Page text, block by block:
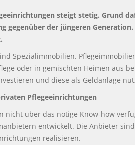
steigt stetig. Grund
gegenüber der jüngeren
Spezialimmobilien.
oder in gemischten Heimen aus
und diese als Geldanlage
Pflegeeinrichtungen
nicht über das nötige Know-how
entwickelt. Die Anbieter
realisieren.